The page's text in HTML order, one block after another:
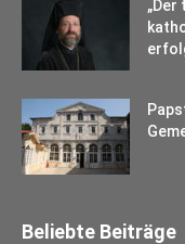
Beliebte Beiträge